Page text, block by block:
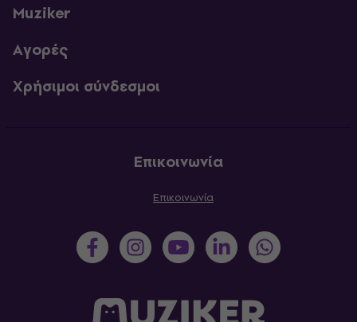
Muziker
Αγορές
Χρήσιμοι σύνδεσμοι
Επικοινωνία
Επικοινωνία